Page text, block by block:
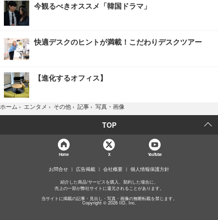
今観るべきオススメ「韓国ドラマ」
快適デスクのヒントが満載！こだわりデスクツアー
【進化するオフィス】
ホーム › エンタメ › その他 › 記事 › 写真・画像
TOP
Home X YouTube
お問合せ 広告掲載 会社概要 個人情報保護方針
紹介した商品/サービスを購入、契約した場合に、
売上の一部が弊社サイトに還元されることがあります。
当サイトに掲載の記事・見出し・写真・画像の無断転載を禁じます。
Copyright © 2026 IID, Inc.